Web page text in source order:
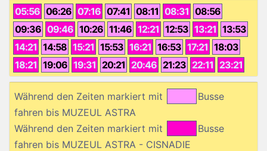
05:56 06:26 07:16 07:41 08:11 08:31 08:56
09:36 09:46 10:26 11:46 12:21 12:53 13:21 13:53
14:21 14:58 15:21 15:53 16:21 16:53 17:21 18:03
18:21 19:06 19:31 20:21 20:46 21:23 22:11 23:21
Während den Zeiten markiert mit
Busse
fahren bis MUZEUL ASTRA
Während den Zeiten markiert mit
Busse
fahren bis MUZEUL ASTRA - CISNADIE